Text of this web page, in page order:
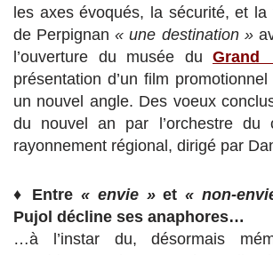
les axes évoqués, la sécurité, et la
de Perpignan« une destination »
l’ouverture du musée du Grand
présentation d’un film
un nouvel angle. Des voeux
du nouvel an par l’orchestre du
rayonnement régional, dirigé par
♦ Entre« envie »et « non-
Pujol décline ses anaphores…
…à l’instar du, désormais